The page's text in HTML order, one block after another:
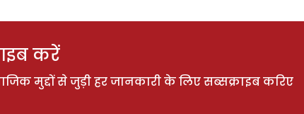
करें
मुद्दों से जुड़ी हर जानकारी के लिए सब्सक्राइब करिए